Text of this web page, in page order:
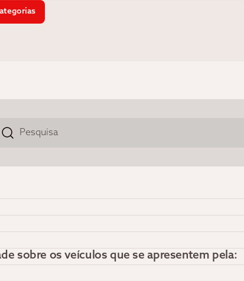
sobre os veículos que se apresentem pela: